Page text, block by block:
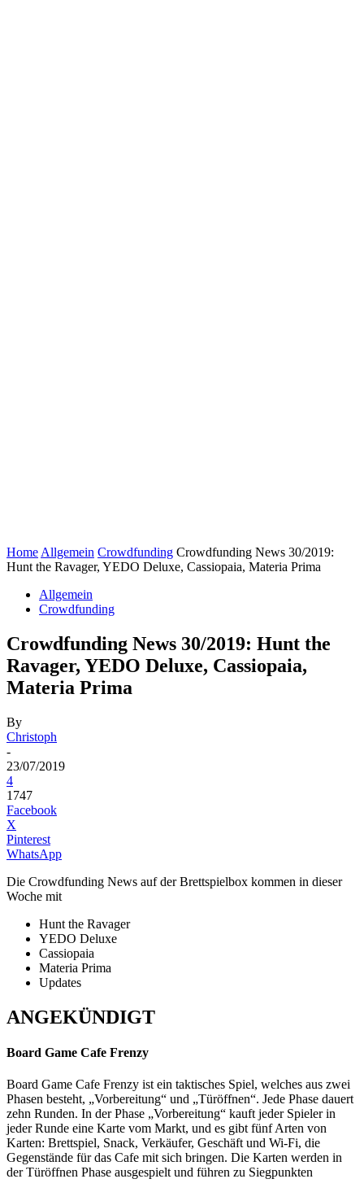
Home Allgemein Crowdfunding Crowdfunding News 30/2019:
Hunt the Ravager, YEDO Deluxe, Cassiopaia, Materia Prima
Allgemein
Crowdfunding
Crowdfunding News 30/2019: Hunt the
Ravager, YEDO Deluxe, Cassiopaia,
Materia Prima
By
Christoph
-
23/07/2019
4
1747
Facebook
X
Pinterest
WhatsApp
Die Crowdfunding News auf der Brettspielbox kommen in dieser
Woche mit
Hunt the Ravager
YEDO Deluxe
Cassiopaia
Materia Prima
Updates
ANGEKÜNDIGT
Board Game Cafe Frenzy
Board Game Cafe Frenzy ist ein taktisches Spiel, welches aus zwei
Phasen besteht, „Vorbereitung“ und „Türöffnen“. Jede Phase dauert
zehn Runden. In der Phase „Vorbereitung“ kauft jeder Spieler in
jeder Runde eine Karte vom Markt, und es gibt fünf Arten von
Karten: Brettspiel, Snack, Verkäufer, Geschäft und Wi-Fi, die
Gegenstände für das Cafe mit sich bringen. Die Karten werden in
der Türöffnen Phase ausgespielt und führen zu Siegpunkten